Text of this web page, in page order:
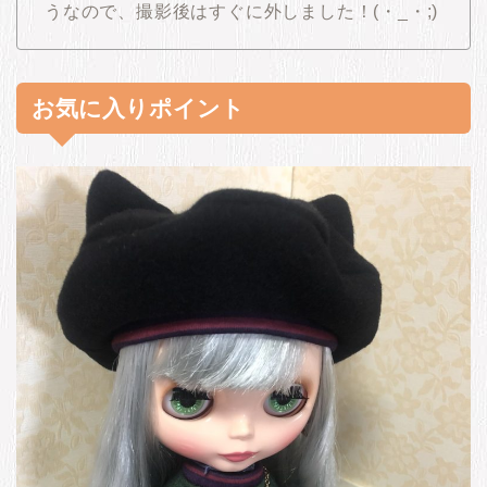
うなので、撮影後はすぐに外しました！(・_・;)
お気に入りポイント